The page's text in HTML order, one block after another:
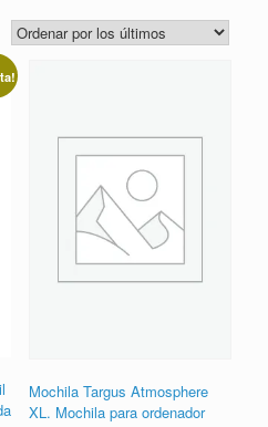
Mochila Targus Atmosphere
XL. Mochila para ordenador